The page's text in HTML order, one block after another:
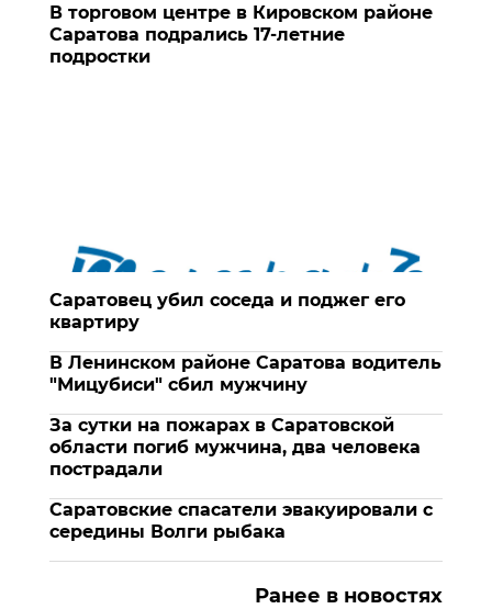
В торговом центре в Кировском районе
Саратова подрались 17-летние
подростки
Саратовец убил соседа и поджег его
квартиру
В Ленинском районе Саратова водитель
"Мицубиси" сбил мужчину
За сутки на пожарах в Саратовской
области погиб мужчина, два человека
пострадали
Саратовские спасатели эвакуировали с
середины Волги рыбака
Ранее в новостях